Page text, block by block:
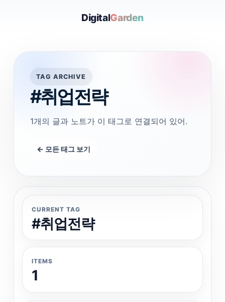
DigitalGarden
TAG ARCHIVE
#취업전략
1개의 글과 노트가 이 태그로 연결되어 있어.
← 모든 태그 보기
CURRENT TAG
#취업전략
ITEMS
1